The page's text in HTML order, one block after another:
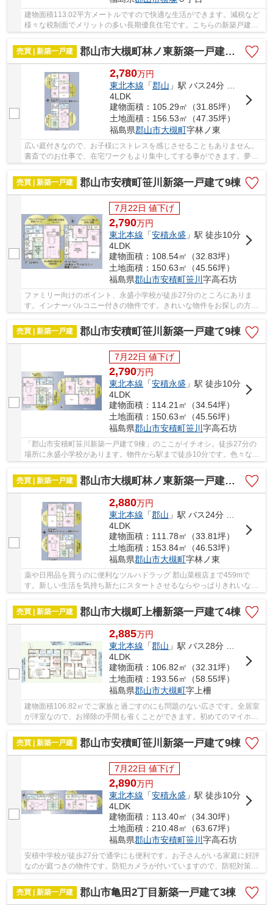
建物面積113.02平方メートルですので快適な生活ができます。減税など
様々な税制面でメリットの多い長期優良住宅です。こちらの新築戸建て
なら、気分爽快に新生活をスタートできます。...
売買 | 新築一戸建
郡山市大槻町林ノ東新築一戸建て9棟
2,780万円
東北本線 「郡山 」駅 バス24分 「山崎（郡山市）」 停歩11分
4LDK
建物面積：105.29㎡（31.85坪）
土地面積：156.53㎡（47.35坪）
福島県郡山市大槻町字林ノ東
広い庭付きなので、お子様にストレスを感じさせることもありません。
書斎でのお仕事で、在宅ワークもより集中してする事ができます。夢の
マイホームは思い切って新築の戸建てはいかが...
売買 | 新築一戸建
郡山市安積町笹川新築一戸建て9棟
7月22日 値下げ
2,790万円
東北本線 「安積永盛 」駅 徒歩10分
4LDK
建物面積：108.54㎡（32.83坪）
土地面積：150.63㎡（45.56坪）
福島県郡山市安積町笹川字高石坊
ファミリー向けのポイント、永盛小学校が徒歩27分のところにありま
す。インナーバルコニー付きの物件です。きれいな物件をお探しの方
は、ぜひこちらの新築物件をご覧ください。一戸建...
売買 | 新築一戸建
郡山市安積町笹川新築一戸建て9棟
7月22日 値下げ
2,790万円
東北本線 「安積永盛 」駅 徒歩10分
4LDK
建物面積：114.21㎡（34.54坪）
土地面積：150.63㎡（45.56坪）
福島県郡山市安積町笹川字高石坊
「郡山市安積町笹川新築一戸建て9棟」のここがイチオシ。徒歩27分の
場所に永盛小学校があります。物件から駅まで徒歩10分です。色々な使
売買 | 新築一戸建
郡山市大槻町林ノ東新築一戸建て9棟
2,880万円
東北本線 「郡山 」駅 バス24分 「山崎（郡山市）」 停歩11分
4LDK
建物面積：111.78㎡（33.81坪）
土地面積：153.84㎡（46.53坪）
福島県郡山市大槻町字林ノ東
薬や日用品を買うのに便利なツルハドラッグ 郡山菜根店まで459mで
す。新しい生活を気持ち新たにスタートさせるならやっぱりきれいな新
売買 | 新築一戸建
郡山市大槻町上柵新築一戸建て4棟
2,885万円
東北本線 「郡山 」駅 バス28分 「大槻郵便局」 停歩4分
4LDK
建物面積：106.82㎡（32.31坪）
土地面積：193.56㎡（58.55坪）
福島県郡山市大槻町字上柵
建物面積106.82㎡でご家族と過ごすのにも問題のない広さです。全居室
が洋室なので、お掃除の手間も省くことができます。初めてのマイホー
売買 | 新築一戸建
郡山市安積町笹川新築一戸建て9棟
7月22日 値下げ
2,890万円
東北本線 「安積永盛 」駅 徒歩10分
4LDK
建物面積：113.40㎡（34.30坪）
土地面積：210.48㎡（63.67坪）
福島県郡山市安積町笹川字高石坊
安積中学校が徒歩27分で通学にも便利です。お子さんがいる家庭に好評
なのが庭つきの物件です。防犯カメラが付いていますので、防犯対策を
気にされる方でも安心です。住マイルプラスが...
売買 | 新築一戸建
郡山市亀田2丁目新築一戸建て3棟